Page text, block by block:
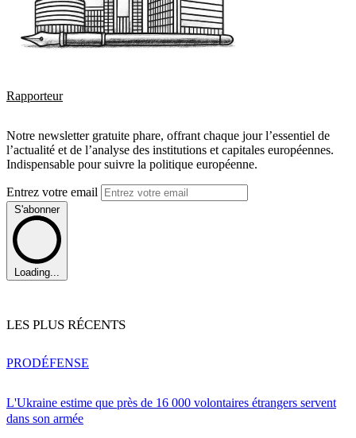
Rapporteur
Notre newsletter gratuite phare, offrant chaque jour l’essentiel de
l’actualité et de l’analyse des institutions et capitales européennes.
Indispensable pour suivre la politique européenne.
Entrez votre email
S'abonner
Loading...
LES PLUS RÉCENTS
L'Ukraine estime que près de 16 000 volontaires étrangers servent
dans son armée
PRODÉFENSE